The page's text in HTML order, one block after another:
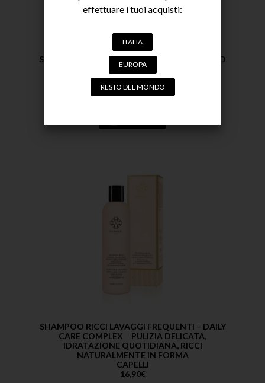
SHAMPOO RICCI IDRATANTE HYDRAFORM 3D
IDRATAZIONE TRIDIMENSIONALE PER RICCI
NUTRITI E IDRATATI
CAPELLI
16,90€
SHAMPOO RICCI LAVAGGI FREQUENTI – DAILY
CARE COMPLEX PULIZIA DELICATA,
IDRATAZIONE QUOTIDIANA, RICCI
NATURALMENTE IN FORMA
CAPELLI
16,90€
effettuare i tuoi acquisti:
ITALIA
EUROPA
RESTO DEL MONDO